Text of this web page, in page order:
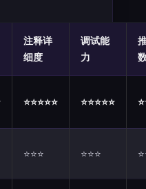
注释详
细度
调试能
力
⭐⭐⭐⭐⭐ ⭐⭐⭐⭐⭐
⭐⭐⭐ ⭐⭐⭐